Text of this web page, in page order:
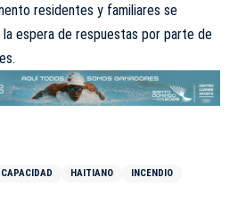
residentes y familiares se
la espera de respuestas por parte de
HAITIANO
INCENDIO